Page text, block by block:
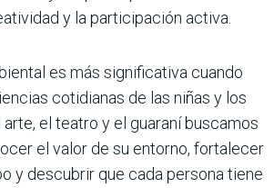
y la participación activa.
es más significativa cuando
cotidianas de las niñas y los
el teatro y el guaraní buscamos
el valor de su entorno, fortalecer
y descubrir que cada persona tiene